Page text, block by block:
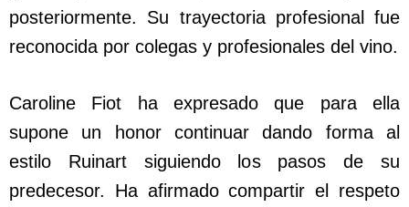
posteriormente. Su trayectoria profesional fue
reconocida por colegas y profesionales del vino.
Caroline Fiot ha expresado que para ella
supone un honor continuar dando forma al
estilo Ruinart siguiendo los pasos de su
predecesor. Ha afirmado compartir el respeto